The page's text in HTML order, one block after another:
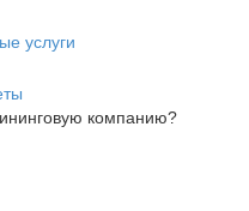
услуги
компанию?